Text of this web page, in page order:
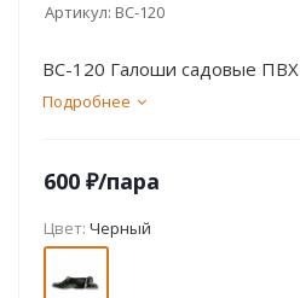
Артикул: ВС-120
ВС-120 Галоши садовые ПВХ
Подробнее
600 ₽/пара
Цвет: Черный